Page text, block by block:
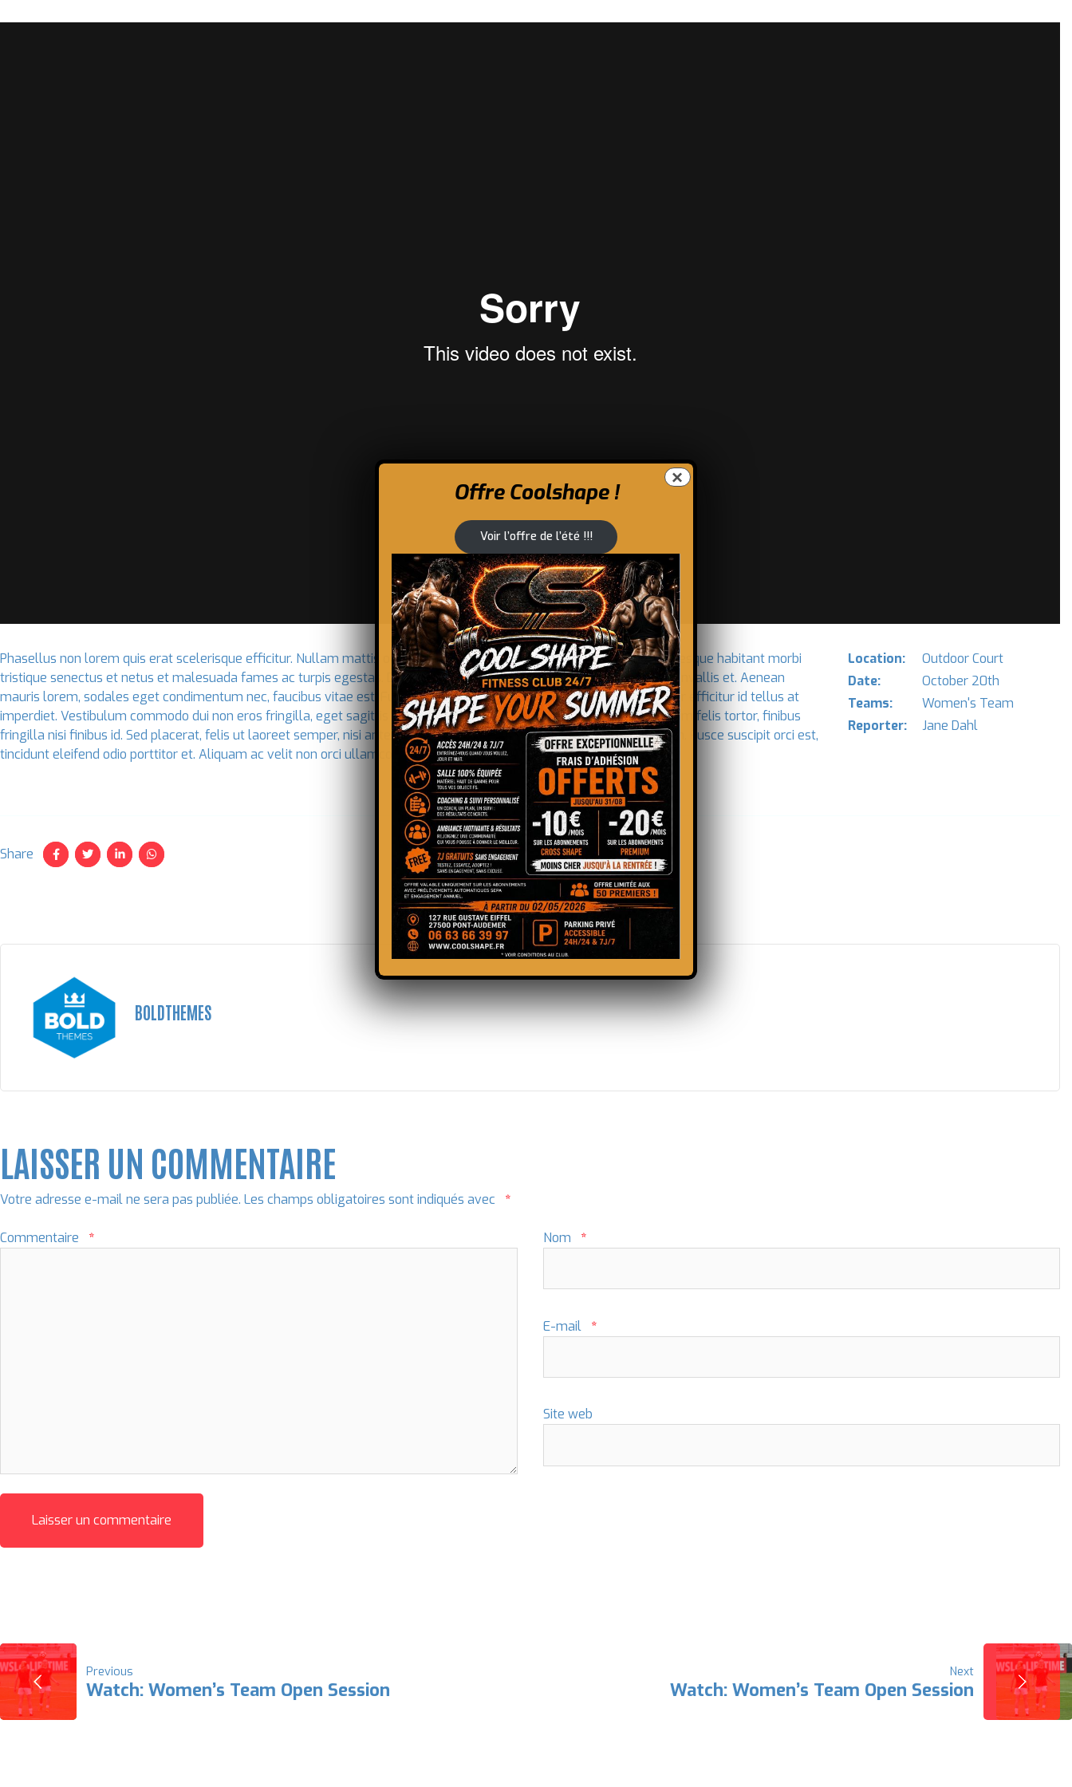
Location:
Outdoor Court
Date:
October 20th
Teams:
Women's Team
Reporter:
Jane Dahl
Phasellus non lorem quis erat scelerisque efficitur. Nullam mattis odio magna, vel viverra magna viverra nec. Pellentesque habitant morbi
tristique senectus et netus et malesuada fames ac turpis egestas. Donec mattis fermentum diam, vitae dictum est convallis et. Aenean
mauris lorem, sodales eget condimentum nec, faucibus vitae est. Fusce vulputate odio non mollis commodo. Curabitur efficitur id tellus at
imperdiet. Vestibulum commodo dui non eros fringilla, eget sagittis enim placerat. Integer sed nunc leo. Donec interdum felis tortor, finibus
fringilla nisi finibus id. Sed placerat, felis ut laoreet semper, nisi ante ullamcorper lacus, at tincidunt elit metus non nibh. Fusce suscipit orci est,
tincidunt eleifend odio porttitor et. Aliquam ac velit non orci ullamcorper molestie at ac enim. Curabitur in placerat mi.
Share
BOLDTHEMES
LAISSER UN COMMENTAIRE
Votre adresse e-mail ne sera pas publiée. Les champs obligatoires sont indiqués avec *
Commentaire * Nom *
E-mail *
Site web
NAVIGATION
DE
Previous
Watch: Women’s Team Open Session
Next
Watch: Women’s Team Open Session
Offre Coolshape !
Voir l’offre de l’été !!!
×